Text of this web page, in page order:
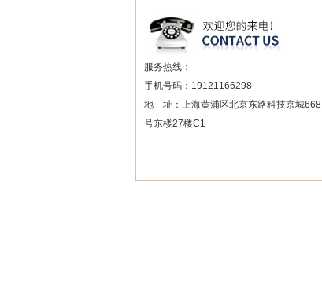
服务热线：
手机号码：19121166298
地 址：上海黄浦区北京东路科技京城668
号东楼27楼C1